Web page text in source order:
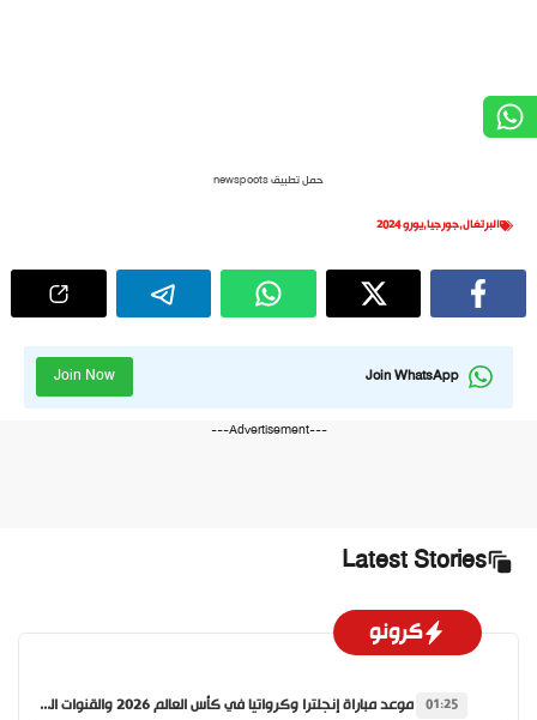
حمل تطبيق newspoots
البرتغال,جورجيا,يورو 2024
Join WhatsApp
Join Now
---Advertisement---
Latest Stories
كرونو
01:25 موعد مباراة إنجلترا وكرواتيا في كأس العالم 2026 والقنوات الناقلة